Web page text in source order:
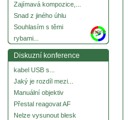
Zajímavá kompozice,...
Snad z jiného úhlu
Souhlasím s těmi
rybami...
more
Diskuzní konference
kabel USB s...
Jaký je rozdíl mezi...
Manuální objektiv
Přestal reagovat AF
Nelze vysunout blesk